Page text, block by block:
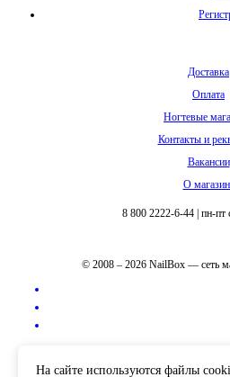
Доставка
Оплата
Ногтевые
Контакты и
Вакансии
О
8 800 2222-6-44 пн-пт
© 2008 – 2026 NailBox — сеть
На сайте используются файлы